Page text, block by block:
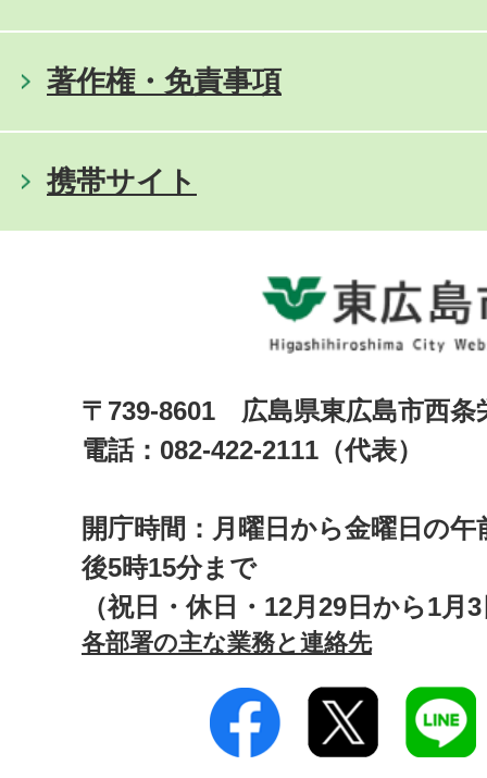
著作権・免責事項
携帯サイト
〒739-8601 広島県東広島市西
電話：082-422-2111（代表）
開庁時間：月曜日から金曜日の午
後5時15分まで
（祝日・休日・12月29日から1月
各部署の主な業務と連絡先